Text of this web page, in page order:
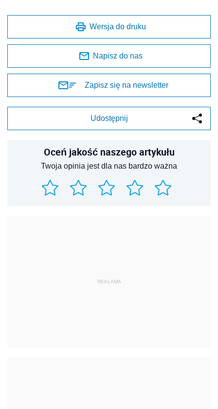
Wersja do druku
Napisz do nas
Zapisz się na newsletter
Udostępnij
Oceń jakość naszego artykułu
Twoja opinia jest dla nas bardzo ważna
REKLAMA